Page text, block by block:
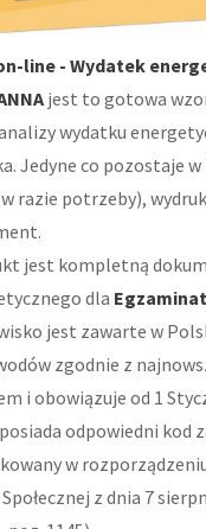
line - Wydatek
jest to gotowa
wydatku
Jedyne co pozostaje
razie potrzeby),
jest kompletną
dla
jest zawarte w
zgodnie z
i obowiązuje od 1
odpowiedni kod
w
z dnia 7